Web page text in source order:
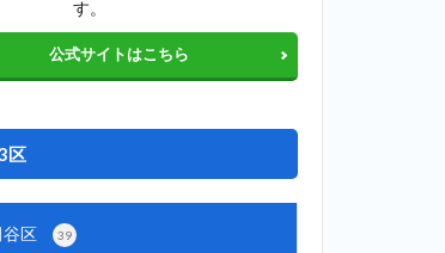
す。
公式サイトはこちら
区
区 39